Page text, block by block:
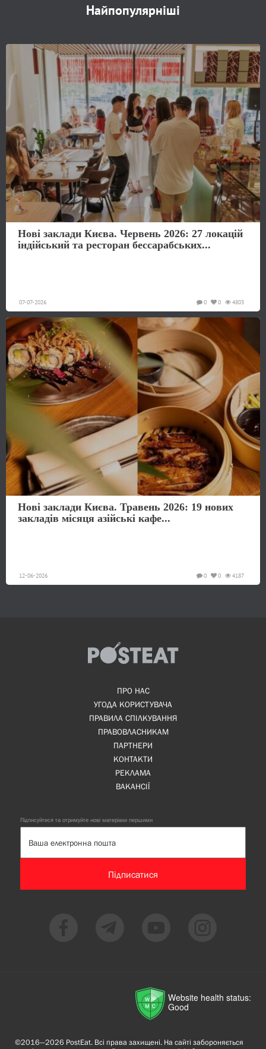
Найпопулярніші
Нові заклади Києва. Червень 2026: 27 локацій
індійський та ресторан бессарабських...
07-07-2026 4803
0
0
Нові заклади Києва. Травень 2026: 19 нових
закладів місяця азійські кафе...
12-06-2026 4187
0
0
ПРО НАС
УГОДА КОРИСТУВАЧА
ПРАВИЛА СПІЛКУВАННЯ
ПРАВОВЛАСНИКАМ
ПАРТНЕРИ
КОНТАКТИ
РЕКЛАМА
ВАКАНСІЇ
Підписуйтеся та отримуйте нові матеріали першими
Підписатися
Website health status:
Good
©2016—2026 PostEat. Всі права захищені. На сайті забороняється